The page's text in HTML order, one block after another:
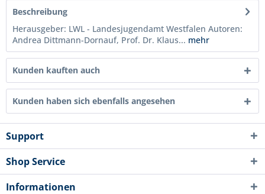
Beschreibung
Herausgeber: LWL - Landesjugendamt Westfalen Autoren:
Andrea Dittmann-Dornauf, Prof. Dr. Klaus... mehr
Kunden kauften auch
Kunden haben sich ebenfalls angesehen
Support
Shop Service
Informationen